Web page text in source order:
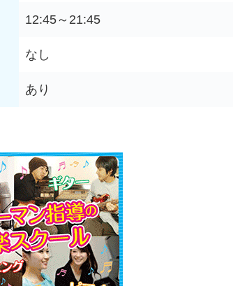
12:45～21:45
なし
あり